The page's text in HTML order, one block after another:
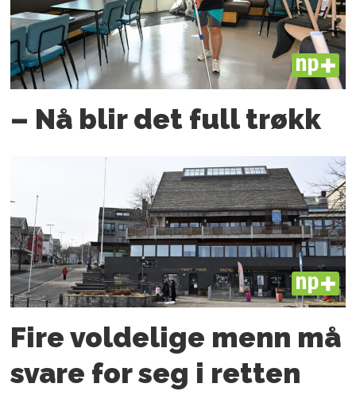
PLUS
– Nå blir det full trøkk
PLUS
Fire voldelige menn må
svare for seg i retten